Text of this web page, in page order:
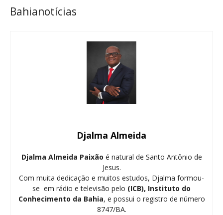
Bahianotícias
Djalma Almeida
Djalma Almeida Paixão é natural de Santo Antônio de
Jesus.
Com muita dedicação e muitos estudos, Djalma formou-
se em rádio e televisão pelo (ICB), Instituto do
Conhecimento da Bahia, e possui o registro de número
8747/BA.